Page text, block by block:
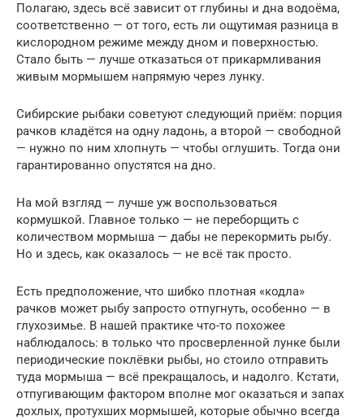
Полагаю, здесь всё зависит от глубины и дна водоёма,
соответственно — от того, есть ли ощутимая разница в
кислородном режиме между дном и поверхностью.
Стало быть — лучше отказаться от прикармливания
живым мормышем напрямую через лунку.
Сибирские рыбаки советуют следующий приём: порция
рачков кладётся на одну ладонь, а второй — свободной
— нужно по ним хлопнуть — чтобы оглушить. Тогда они
гарантированно опустятся на дно.
На мой взгляд — лучше уж воспользоваться
кормушкой. Главное только — не переборщить с
количеством мормыша — дабы не перекормить рыбу.
Но и здесь, как оказалось — не всё так просто.
Есть предположение, что шибко плотная «кодла»
рачков может рыбу запросто отпугнуть, особенно — в
глухозимье. В нашей практике что-то похожее
наблюдалось: в только что просверленной лунке были
периодические поклёвки рыбы, но стоило отправить
туда мормыша — всё прекращалось, и надолго. Кстати,
отпугивающим фактором вполне мог оказаться и запах
дохлых, протухших мормышей, которые обычно всегда